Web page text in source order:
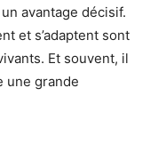
avantage décisif.
et s’adaptent sont
Et souvent, il
une grande